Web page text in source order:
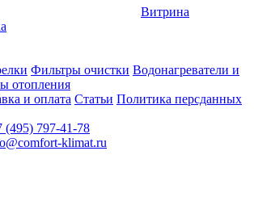
Витрина
Фильтры очистки Водонагреватели и
отопления
и оплата Статьи Политика персданных
(495) 797-41-78
klimat.ru